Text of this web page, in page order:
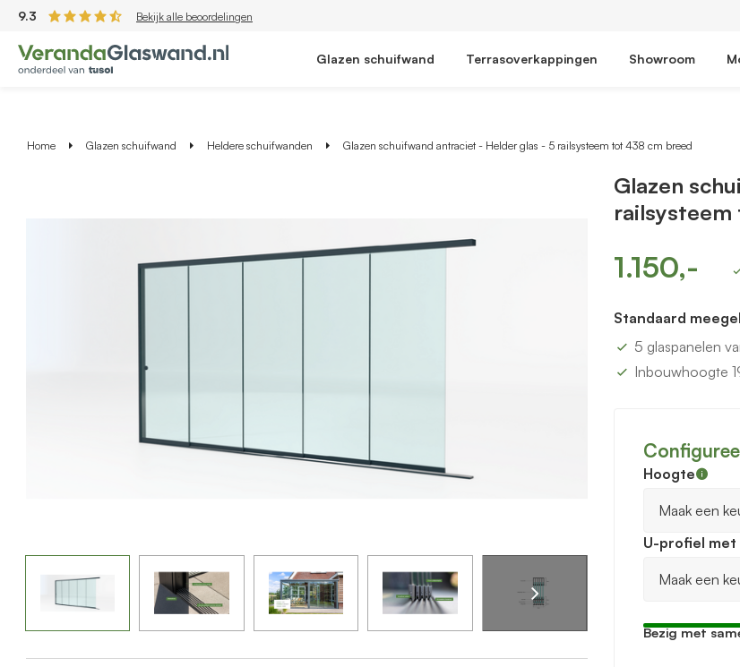
9.3 Bekijk alle beoordelingen
Glazen schuifwand Terrasoverkappingen Showroom
Home Glazen schuifwand Heldere schuifwanden Glazen schuifwand antraciet - Helder glas - 5 railsysteem tot 438 cm breed
Glazen
1.150,-
Standaard
5 glaspanelen
Inbouwhoogte
Hoogte
U-profiel
Bezig met